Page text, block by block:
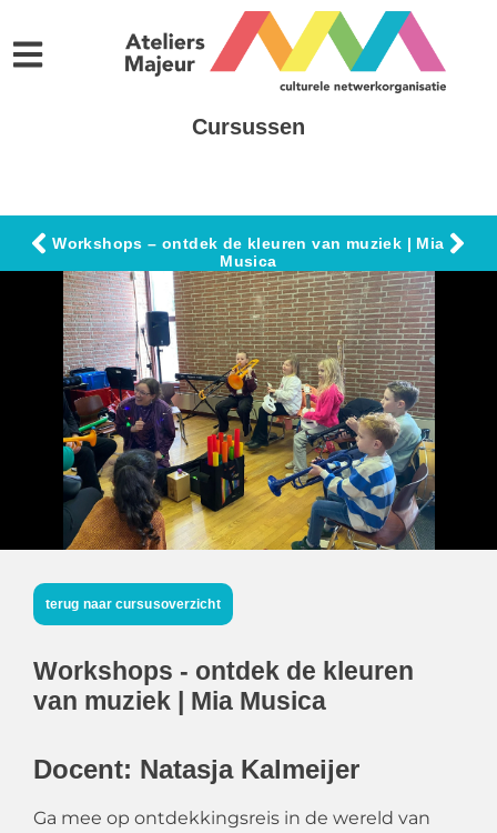
Cursussen
Workshops – ontdek de kleuren van muziek | Mia
Musica
terug naar cursusoverzicht
Workshops - ontdek de kleuren
van muziek | Mia Musica
Docent: Natasja Kalmeijer
Ga mee op ontdekkingsreis in de wereld van